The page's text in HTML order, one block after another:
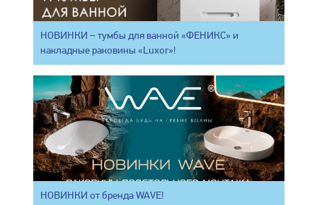
НОВИНКИ – тумбы для ванной «ФЕНИКС» и
накладные раковины «Luxor»!
НОВИНКИ от бренда WAVE!